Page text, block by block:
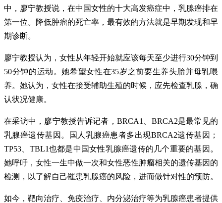
中，廖宁教授说，在中国女性的十大高发癌症中，乳腺癌排在
第一位。降低肿瘤的死亡率，最有效的方法就是早期发现和早
期诊断。
廖宁教授认为，女性从年轻开始就应该每天至少进行30分钟到
50分钟的运动。她希望女性在35岁之前要生养头胎并母乳喂
养。她认为，女性在接受辅助生殖的时候，应先检查乳腺，确
认状况健康。
在采访中，廖宁教授告诉记者，BRCA1、BRCA2是最常见的
乳腺癌遗传基因。国人乳腺癌患者多出现BRCA2遗传基因；
TP53、TBL1也都是中国女性乳腺癌遗传的几个重要的基因。
她呼吁，女性一生中做一次和女性恶性肿瘤相关的遗传基因的
检测，以了解自己罹患乳腺癌的风险，进而做针对性的预防。
如今，靶向治疗、免疫治疗、内分泌治疗等为乳腺癌患者提供